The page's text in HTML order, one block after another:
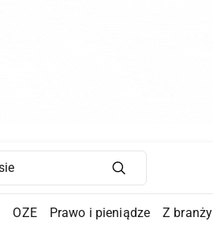
Main Navigation
OZE Prawo i pieniądze Z branży